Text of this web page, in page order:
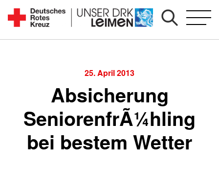
Zum
Inhalt
springen
1892
25. April 2013
Absicherung
SeniorenfrÃ¼hling
bei bestem Wetter